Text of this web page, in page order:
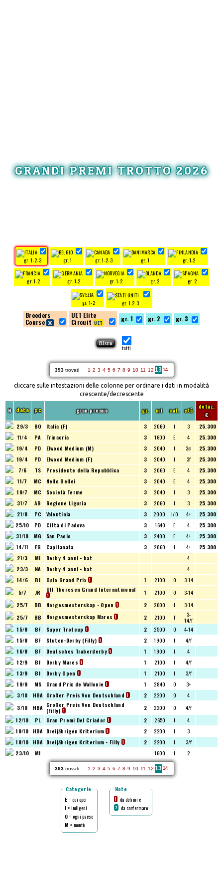
GRANDI PREMI TROTTO 2026
gr. 1-2-3 gr. 1 gr. 1-2-3 gr. 1 gr. 1-2
gr. 1-2 gr. 1-2 gr. 1-2 gr. 2 gr. 2
gr. 1-2 gr. 1-2-3
Breeders
Course
UET Elite
Circuit
gr. 1 gr. 2 gr. 3
tutti
393trovati 1 2 3 4 5 6 7 8 9 10 11 12 13 14
cliccare sulle intestazioni delle colonne per ordinare i dati in modalità
crescente/decrescente
N data pz gran premio gr. mt cat. età
dotaz.
€
29/3 BO Italia (F) 3 2060 I 3
25.300
11/4
PA Trinacria 3 1600 E 4
25.300
19/4
PD Elwood Medium (M) 3 2040 I 3m
25.300
19/4
PD Elwood Medium (F) 3 2040 I 3f
25.300
7/6
TS Presidente della Repubblica 3 2060 E 4
25.300
11/7
MC Nello Bellei 3 2040 E 4
25.300
19/7
MC Società Terme 3 2040 I 3
25.300
31/7
AB Regione Liguria 3 2060 I 3
25.300
21/8
PC Valentinia 3 2000 I/O 4+
25.300
25/10
PD Città di Padova 3 1640 E 4
25.300
31/10
MG San Paolo 3 2400 E 4+
25.300
14/11
FG Capitanata 3 2060 I 4+
25.300
21/3
MI Derby 4 anni - bat.
4
23/3
NA Derby 4 anni - bat.
4
14/6
BJ Oslo Grand Prix1 1 2100 O
3-14
5/7
JR Ulf Thoresen Grand Internatinonal
1 1 2100 O
3-14
25/7
BB Norgesmesterskap - Open 1 2 2600 I
3-14
25/7
BB Norgesmesterskap Mares1 2 2100 I 3-
14/f
15/8
BF Super Trotcup 1 2 2500 O
4-14
15/8
BF Stuten-Derby (Filly) 1 2 1900 I
4/f
16/8
BF Deutsches Traberderby1 1 1900 I
4
12/9
BJ Derby Mares1 1 2100 I
4/f
13/9
BJ Derby Open 1 1 2100 I
3/f
19/9
MS Grand Prix de Wallonie1 1 2840 O
3+
3/10
HBA Großer Preis Von Deutschland1 2 2200 O
4
3/10
HBA Großer Preis Von Deutschland
(Filly) 1 2 2200 O
4/f
12/10
PL Gran Premi Del Criador1 2 2650 I
4
18/10
HBA Dreijährigen Kriterium1 2 2200 I
3
18/10
HBA Dreijährigen Kriterium - Filly 1 2 2200 I
3/f
23/10
MI 1600 I 2
393trovati 1 2 3 4 5 6 7 8 9 10 11 12 13 14
Categorie
E = europei
I = indigeni
O = ogni paese
M = montè
Note
1 da definire
2 da confermare